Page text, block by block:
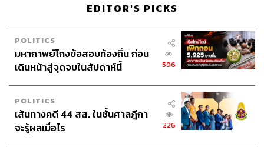
EDITOR'S PICKS
POLITICS
มหากาพย์โกงข้อสอบท้องถิ่น ก่อน
เดินหน้าสู่จุดจบในสัปดาห์นี้
596
POLITICS
เส้นทางคดี 44 สส. ในชั้นศาลฎีกา
จะรู้ผลเมื่อไร
226